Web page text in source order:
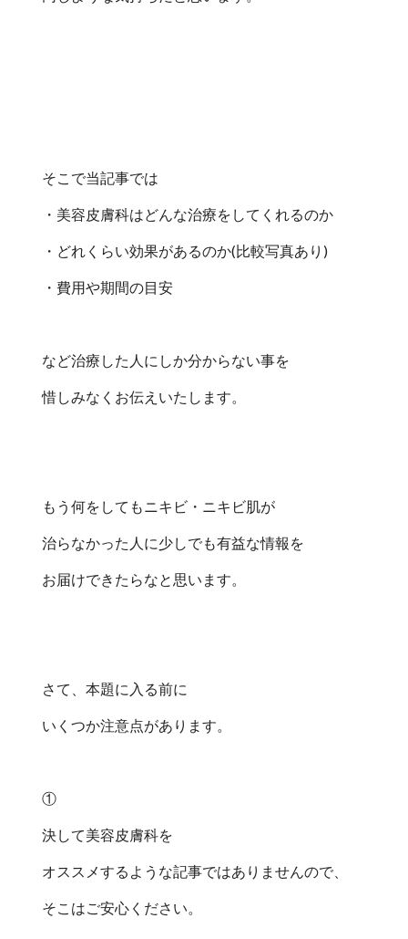
そこで当記事では
・美容皮膚科はどんな治療をしてくれるのか
・どれくらい効果があるのか(比較写真あり)
・費用や期間の目安
など治療した人にしか分からない事を
惜しみなくお伝えいたします。
もう何をしてもニキビ・ニキビ肌が
治らなかった人に少しでも有益な情報を
お届けできたらなと思います。
さて、本題に入る前に
いくつか注意点があります。
①
決して美容皮膚科を
オススメするような記事ではありませんので、
そこはご安心ください。